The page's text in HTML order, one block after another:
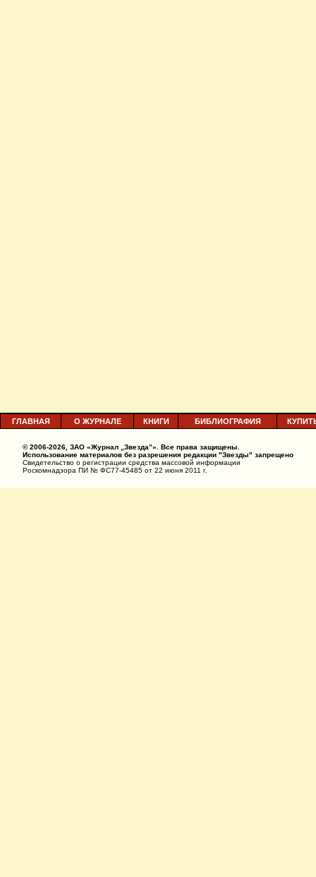
ГЛАВНАЯ О ЖУРНАЛЕ КНИГИ БИБЛИОГРАФИЯ
© 2006-2026, ЗАО «Журнал „Звезда”». Все права защищены.
Использование материалов без разрешения редакции "Звезды" запрещено
Свидетельство о регистрации средства массовой информации
Роскомнадзора ПИ № ФС77-45485 от 22 июня 2011 г.